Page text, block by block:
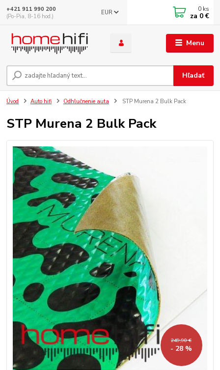
Menu
EUR
Hľadať
+421 911 990 200
(Po-Pia, 8-16 hod.)
0 ks
za 0 €
Úvod Auto hifi Odhlučnenie auta STP Murena 2 Bulk Pack
STP Murena 2 Bulk Pack
249,90 €
- 28 %